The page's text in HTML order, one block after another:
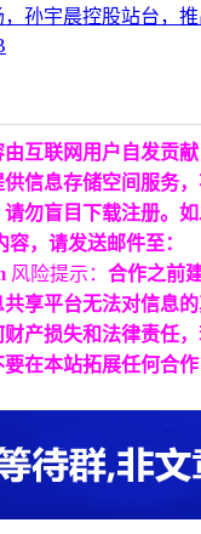
由互联网用户自发贡
信息存储空间服务
勿盲目下载注册。
，请发送邮件至：
风险提示： 合作之前
享平台无法对信息
产损失和法律责任
在本站拓展任何合